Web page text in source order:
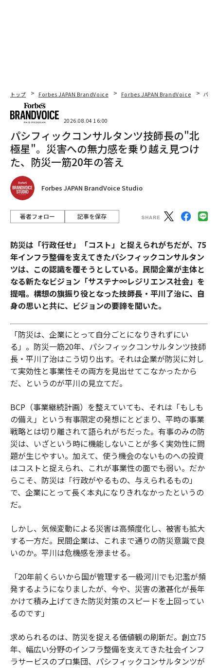
トップ Forbes JAPAN BrandVoice Forbes JAPAN BrandVoice パシ
2026.08.04 16:00
パシフィックコンサルタンツ技師長の"北
極星"。災害への無力感を乗り越え見つけ
た、防災一筋20年の答え
Forbes JAPAN BrandVoice Studio
著者フォロー 記事を保存
防災は「行政任せ」「コスト」と捉えられがちだが、75
年インフラ整備を支えてきたパシフィックコンサルタン
ツは、この認識を覆そうとしている。民間企業が主体と
なる新たなビジョン「サステナ∞レジリエンス社会」を
提唱。構想の旗振り役となった技師長・平川了治に、自
身の思いと共に、ビジョンの要諦を聞いた。
「防災は、企業にとって自分ごとになりきれずにい
る」。防災一筋20年、パシフィックコンサルタンツ技師
長・平川了治はこう切り出す。それは企業が防災に対し
て実効性と事業性その両方を見出せてこなかったから
だ、というのが平川の見立てだ。
BCP（事業継続計画）を整えていても、それは「もしも
の備え」という有事限定の発想にとどまり、平時の事業
戦略とは切り離されて語られがちだった。有事のみの防
災は、いざという時に機能しないことが多く実効性に問
題が生じやすい。加えて、使う機会のないものへの投資
はコストと捉えられ、これが事業性の面でも弱い。だか
らこそ、防災は「行政がやるもの、与えられるもの」
で、企業にとって長く本丸になりきれなかったというの
だ。
しかし、気候変動による災害は高頻度化し、被害も拡大
する一方だ。民間企業は、これまで通りの防災意識で良
いのか。平川は危機感を滲ませる。
「20年前くらいから国が管理する一級河川でも氾濫が頻
発するようになりましたが、今や、災害の激甚化が長年
かけて積み上げてきた防災対策のスピードを上回ってい
るのです」
求められるのは、防災を捉える価値観の刷新だ。創立75
年、幅広い分野のインフラ整備を支えてきた社会インフ
ラサービスのプロ集団、パシフィックコンサルタンツが